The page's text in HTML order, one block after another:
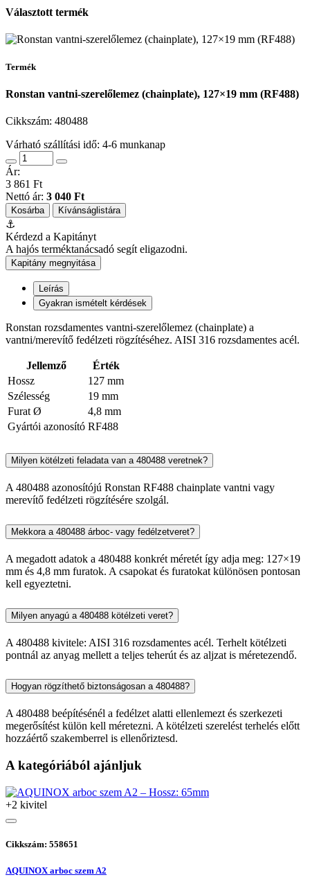
Választott termék
Termék
Ronstan vantni-szerelőlemez (chainplate), 127×19 mm (RF488)
Cikkszám: 480488
Várható szállítási idő: 4-6 munkanap
Ár:
3 861 Ft
Nettó ár: 3 040 Ft
Kosárba Kívánságlistára
⚓
Kérdezd a Kapitányt
A hajós terméktanácsadó segít eligazodni.
Kapitány megnyitása
Leírás
Gyakran ismételt kérdések
Ronstan rozsdamentes vantni-szerelőlemez (chainplate) a
vantni/merevítő fedélzeti rögzítéséhez. AISI 316 rozsdamentes acél.
Jellemző
Érték
Hossz
127 mm
Szélesség
19 mm
Furat Ø
4,8 mm
Gyártói azonosító RF488
Milyen kötélzeti feladata van a 480488 veretnek?
A 480488 azonosítójú Ronstan RF488 chainplate vantni vagy
merevítő fedélzeti rögzítésére szolgál.
Mekkora a 480488 árboc- vagy fedélzetveret?
A megadott adatok a 480488 konkrét méretét így adja meg: 127×19
mm és 4,8 mm furatok. A csapokat és furatokat különösen pontosan
kell egyeztetni.
Milyen anyagú a 480488 kötélzeti veret?
A 480488 kivitele: AISI 316 rozsdamentes acél. Terhelt kötélzeti
pontnál az anyag mellett a teljes teherút és az aljzat is méretezendő.
Hogyan rögzíthető biztonságosan a 480488?
A 480488 beépítésénél a fedélzet alatti ellenlemezt és szerkezeti
megerősítést külön kell méretezni. A kötélzeti szerelést terhelés előtt
hozzáértő szakemberrel is ellenőriztesd.
A kategóriából ajánljuk
+2 kivitel
Cikkszám: 558651
AQUINOX arboc szem A2